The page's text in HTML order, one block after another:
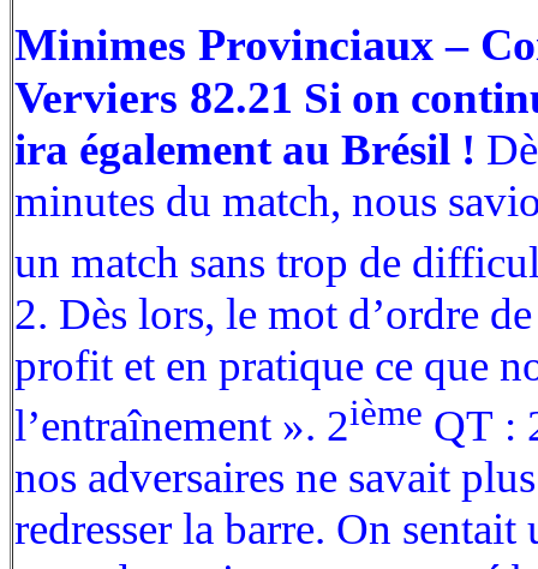
Minimes Provinciaux –
Verviers 82.21 Si on
ira également au Brésil !
minutes du match, nous
un match sans trop de
2. Dès lors, le mot d’ordre
profit et en pratique ce que
l’entraînement ». 2ième QT :
nos adversaires ne savait
redresser la barre. On sentait